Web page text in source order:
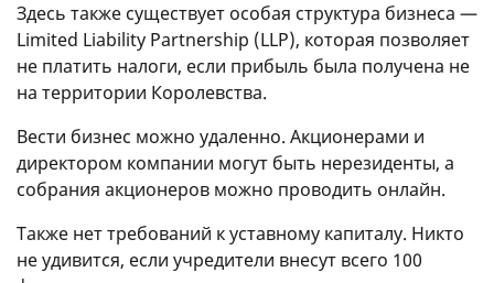
Здесь также существует особая структура бизнеса —
Limited Liability Partnership (LLP), которая позволяет
не платить налоги, если прибыль была получена не
на территории Королевства.
Вести бизнес можно удаленно. Акционерами и
директором компании могут быть нерезиденты, а
собрания акционеров можно проводить онлайн.
Также нет требований к уставному капиталу. Никто
не удивится, если учредители внесут всего 100